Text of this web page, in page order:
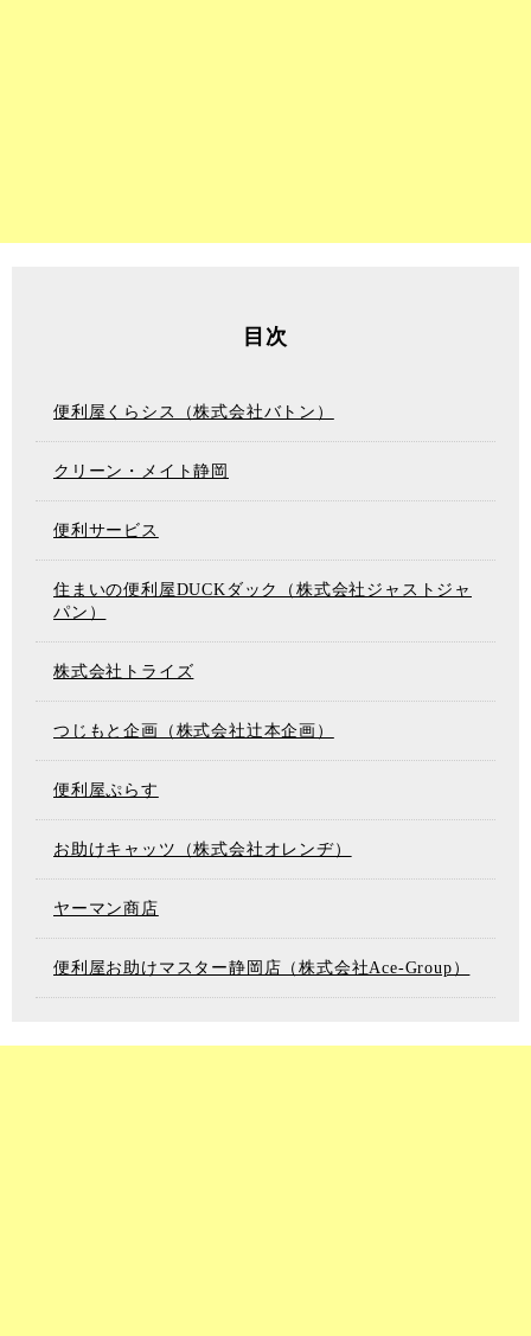
目次
便利屋くらシス（株式会社バトン）
クリーン・メイト静岡
便利サービス
住まいの便利屋DUCKダック（株式会社ジャストジャ
パン）
株式会社トライズ
つじもと企画（株式会社辻本企画）
便利屋ぷらす
お助けキャッツ（株式会社オレンヂ）
ヤーマン商店
便利屋お助けマスター静岡店（株式会社Ace-Group）